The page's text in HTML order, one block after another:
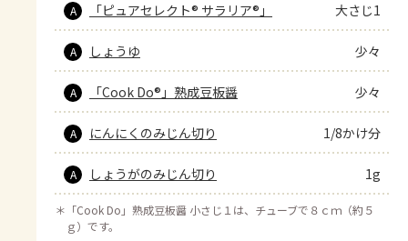
A 「ピュアセレクト® サラリア®」 大さじ1
A しょうゆ 少々
A 「Cook Do®」熟成豆板醤 少々
A にんにくのみじん切り 1/8かけ分
A しょうがのみじん切り 1g
＊ 「Cook Do」熟成豆板醤 小さじ１は、チューブで８ｃｍ（約５
ｇ）です。